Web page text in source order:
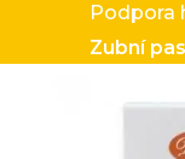
Podpora
Zubní